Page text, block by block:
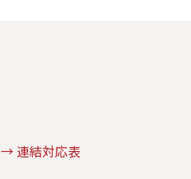
→ 連結対応表